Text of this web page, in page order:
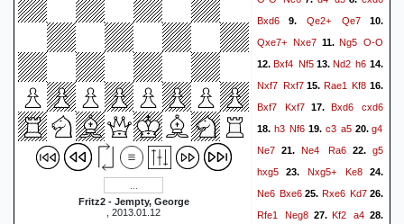
Qxd5 Bb7 28. Qc4 Ng5 {en
ik dreig niet eens iets.})27.
f4? (27. Nf4!) Qxd5 28.
Qxd5
Rxd5{Nu sta ik goed,
door de druk tegen d4.}
29.
hxg3
hxg3 30.Nh1 cxd4
31.e4 Rdd8 32. Nxg3 Nc5
{Dit speelt vanzelf:
taakverdeling.} 33. Bc4 d3
{naar voren!}34.a5 Bd4+
Fritz2 - Jempty, George
, 2013.01.12
Bxd6 9. Qe2+ Qe710.
Qxe7+
Nxe7 11. Ng5 O-O
12.Bxf4 Nf513.Nd2 h6 14.
Nxf7 Rxf715. Rae1 Kf8 16.
Bxf7
Kxf7 17. Bxd6 cxd6
18. h3 Nf6 19. c3 a5 20.g4
Ne7 21.Ne4 Ra622.g5
hxg5 23. Nxg5+ Ke824.
Ne6 Bxe6 25. Rxe6 Kd726.
Rfe1
Neg827.Kf2 a4 28.